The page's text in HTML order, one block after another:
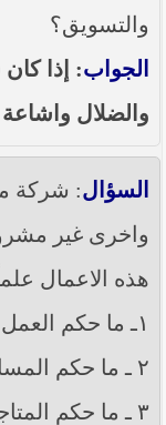
والتسويق؟
الجواب: إذا
والضلال
السؤال: شركة
واخرى غير
هذه الاعمال
١ـ ما حكم العمل في هذه الشركات؟
٢ ـ ما حكم المساهمة في هذه الشركات؟
٣ ـ ما حكم المتاجرة في اسهم هذه الشركات؟